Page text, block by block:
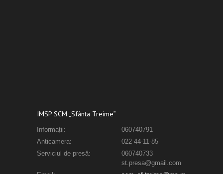
IMSP SCM „Sfânta Treime”
Informații:
060740791
Anticamera:
022 44-11-85
Serviciul de presă:
060740733
st.presa@gmail.com